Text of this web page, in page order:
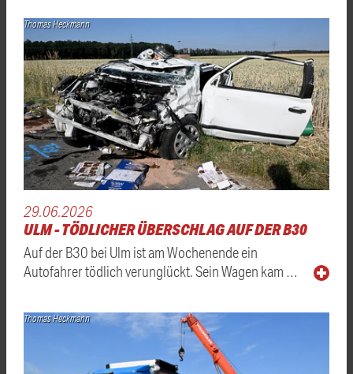
Thomas Heckmann
29.06.2026
ULM - TÖDLICHER ÜBERSCHLAG AUF DER B30
Auf der B30 bei Ulm ist am Wochenende ein
Autofahrer tödlich verunglückt. Sein Wagen kam …
Thomas Heckmann